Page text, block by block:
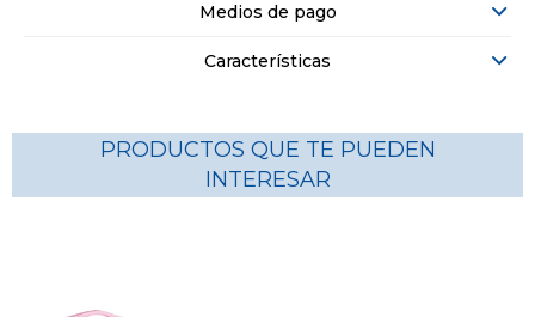
Medios de pago
Características
PRODUCTOS QUE TE PUEDEN
INTERESAR